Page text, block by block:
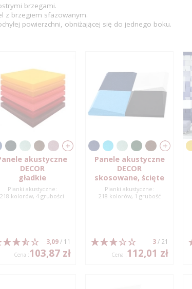
brzegami.
z brzegiem sfazowanym.
powierzchni, obniżającej się do jednego boku.
akustyczne
DECOR
gładkie
Pianki akustyczne:
218 kolorów, 4 grubości
3,09/ 11
Cena :103,87 zł
Panele akustyczne
DECOR
skosowane, ścięte
Pianki akustyczne:
218 kolorów, 1 grubość
3/ 21
Cena :112,01 zł